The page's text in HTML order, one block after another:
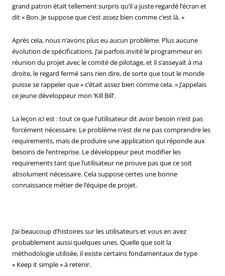
grand patron était tellement surpris qu’il a juste regardé l’écran et
dit « Bon. Je suppose que c’est assez bien comme c’est là. »
Après cela, nous n’avons plus eu aucun problème. Plus aucune
évolution de spécifications. J’ai parfois invité le programmeur en
réunion du projet avec le comité de pilotage, et il s’asseyait à ma
droite, le regard fermé sans rien dire, de sorte que tout le monde
puisse se rappeler que « c’était assez bien comme cela. » J’appelais
ce jeune développeur mon ‘Kill Bill’.
La leçon ici est : tout ce que l’utilisateur dit avoir besoin n’est pas
forcément nécessaire. Le problème n’est de ne pas comprendre les
requirements, mais de produire une application qui réponde aux
besoins de l’entreprise. Le développeur peut modifier les
requirements tant que l’utilisateur ne prouve pas que ce soit
absolument nécessaire. Cela suppose certes une bonne
connaissance métier de l’équipe de projet.
J’ai beaucoup d’histoires sur les utilisateurs et vous en avez
probablement aussi quelques unes. Quelle que soit la
méthodologie utilisée, il existe certains fondamentaux de type
« Keep it simple » à retenir.